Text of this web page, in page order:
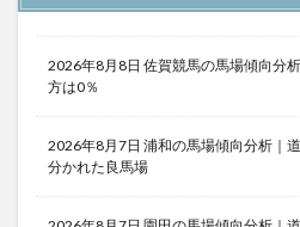
2026年8月8日 佐賀競馬の馬場傾向分
方は0％
2026年8月7日 浦和の馬場傾向分析｜
分かれた良馬場